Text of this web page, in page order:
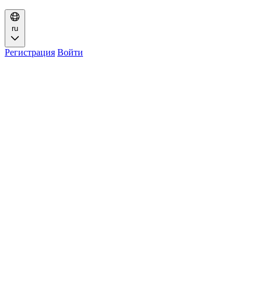
ru
Регистрация Войти